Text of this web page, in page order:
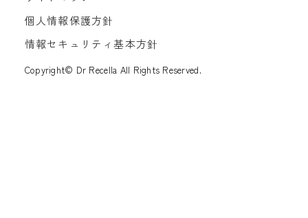
個人情報保護方針
情報セキュリティ基本方針
Copyright© Dr Recella All Rights Reserved.